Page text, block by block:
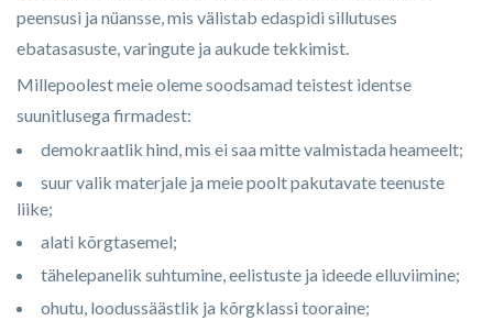
peensusi ja nüansse, mis välistab edaspidi sillutuses
ebatasasuste, varingute ja aukude tekkimist.
Millepoolest meie oleme soodsamad teistest identse
suunitlusega firmadest:
demokraatlik hind, mis ei saa mitte valmistada heameelt;
suur valik materjale ja meie poolt pakutavate teenuste
liike;
alati kõrgtasemel;
tähelepanelik suhtumine, eelistuste ja ideede elluviimine;
ohutu, loodussäästlik ja kõrgklassi tooraine;